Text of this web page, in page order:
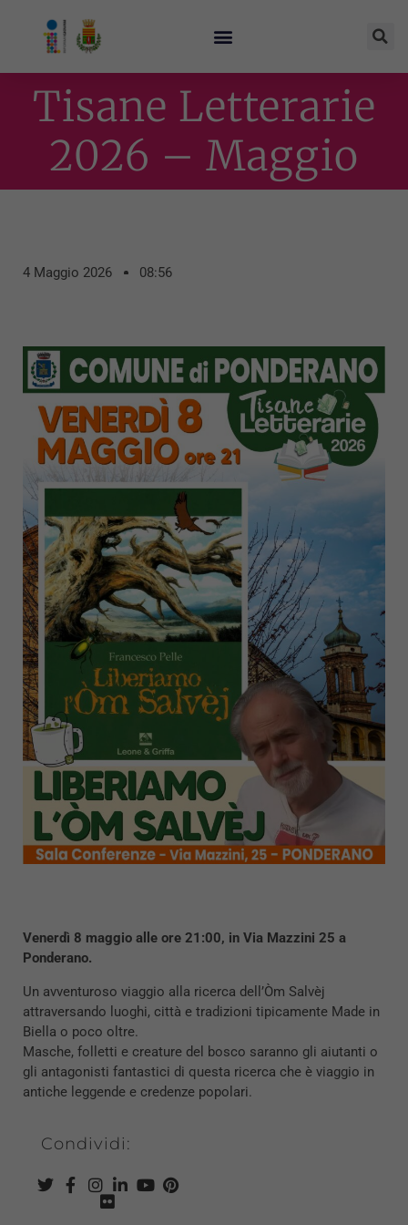
Tisane Letterarie
2026 – Maggio
4 Maggio 2026 08:56
Venerdì 8 maggio alle ore 21:00, in Via Mazzini 25 a
Ponderano.
Un avventuroso viaggio alla ricerca dell’Òm Salvèj
attraversando luoghi, città e tradizioni tipicamente Made in
Biella o poco oltre.
Masche, folletti e creature del bosco saranno gli aiutanti o
gli antagonisti fantastici di questa ricerca che è viaggio in
antiche leggende e credenze popolari.
Condividi: